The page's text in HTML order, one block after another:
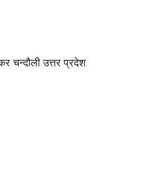
उत्तर प्रदेश